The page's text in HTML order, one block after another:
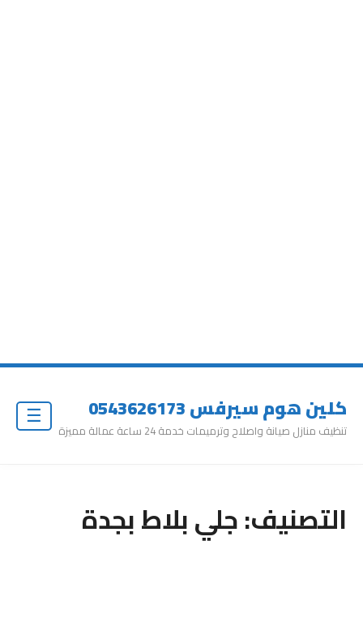
كلين هوم سيرفس 0543626173
تنظيف منازل صيانة واصلاح وترميمات خدمة 24 ساعة عمالة مميزة
التصنيف:جلي بلاط بجدة